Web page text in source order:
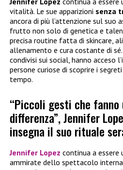
vitalità. Le sue apparizioni senza
ancora di più l’attenzione sul suo
frutto non solo di genetica e
precisa routine fatta di skincare,
allenamento e cura costante di
condivisi sui social, hanno acceso
persone curiose di scoprire i
tempo.
“Piccoli gesti che fanno
differenza”, Jennifer
insegna il suo rituale
Jennifer Lopez continua a essere
ammirate dello spettacolo